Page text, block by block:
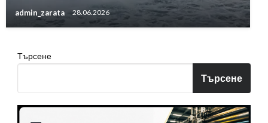
admin_zarata 28.06.2026
Търсене
Търсене